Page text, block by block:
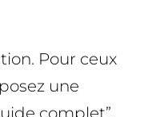
Pour ceux
une
complet”,